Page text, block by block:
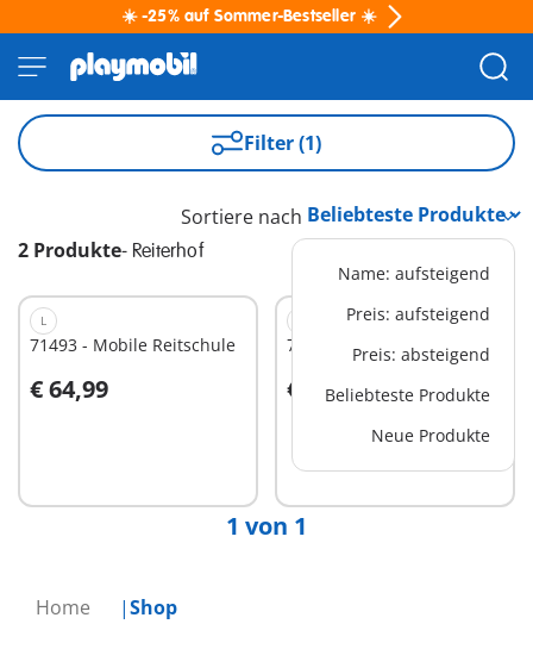
☀️ -25% auf Sommer-Bestseller ☀️
Home Shop
Filter (1)
2 Produkte- Reiterhof
Sortiere nach
Name: aufsteigend
Preis: aufsteigend
Preis: absteigend
Beliebteste Produkte
Neue Produkte
L
71493 - Mobile Reitschule
€ 64,99
71351 - Waterfall Ranch
€ 139,99
verfügbar
1 von 1